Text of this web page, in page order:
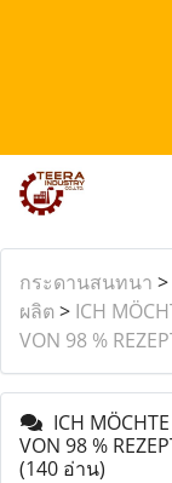
กระดานสนทนา >
ผลิต > ICH
VON 98 %
ICH
VON 98 %
(140 อ่าน)